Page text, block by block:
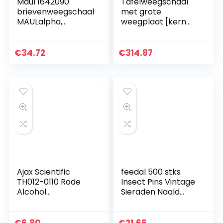
brievenweegschaal
MAULalpha,
g, zwart, 1 stuk
€34.72
met grote
weegplaat [kern
max. 30 kg.
€314.87
Ajax Scientific
TH012-0110 Rode
Alcohol
feedal 500 stks
Insect Pins Vintage
Sieraden Naald